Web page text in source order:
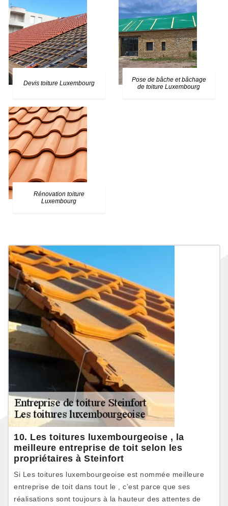
Devis toiture Luxembourg
Pose de bâche et bâchage
de toiture Luxembourg
Rénovation toiture
Luxembourg
10. Les toitures luxembourgeoise , la
meilleure entreprise de toit selon les
propriétaires à Steinfort
Si Les toitures luxembourgeoise est nommée meilleure
entreprise de toit dans tout le , c’est parce que ses
réalisations sont toujours à la hauteur des attentes de